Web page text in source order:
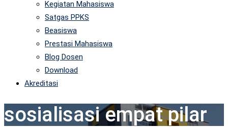
Kegiatan Mahasiswa
Satgas PPKS
Beasiswa
Prestasi Mahasiswa
Blog Dosen
Download
Akreditasi
sosialisasi empat pilar